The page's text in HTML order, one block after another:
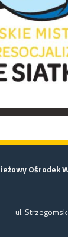
Ośrodek
ul.